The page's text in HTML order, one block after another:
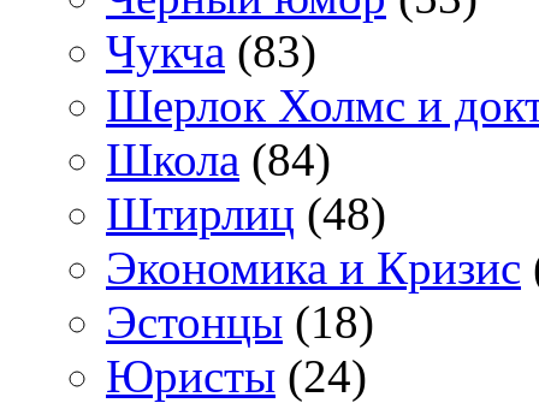
Чукча (83)
Шерлок Холмс и
Школа (84)
Штирлиц (48)
Экономика и Кризис
Эстонцы (18)
Юристы (24)